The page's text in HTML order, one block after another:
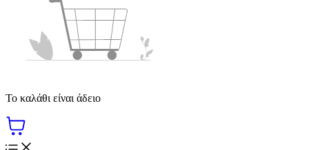
Το καλάθι είναι άδειο